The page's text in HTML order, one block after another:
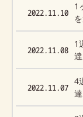
2022.11.10
1
2022.11.08
1
2022.11.07
4